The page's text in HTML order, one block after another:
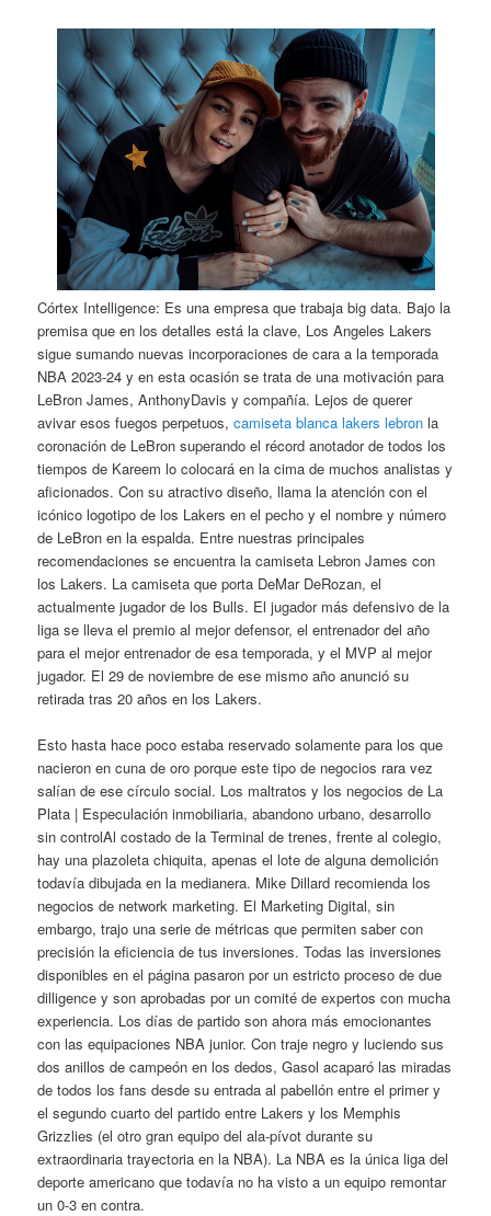
Córtex Intelligence: Es una empresa que trabaja big data. Bajo la
premisa que en los detalles está la clave, Los Angeles Lakers
sigue sumando nuevas incorporaciones de cara a la temporada
NBA 2023-24 y en esta ocasión se trata de una motivación para
LeBron James, AnthonyDavis y compañía. Lejos de querer
avivar esos fuegos perpetuos,camiseta blanca lakers lebron la
coronación de LeBron superando el récord anotador de todos los
tiempos de Kareem lo colocará en la cima de muchos analistas y
aficionados. Con su atractivo diseño, llama la atención con el
icónico logotipo de los Lakers en el pecho y el nombre y número
de LeBron en la espalda. Entre nuestras principales
recomendaciones se encuentra la camiseta Lebron James con
los Lakers. La camiseta que porta DeMar DeRozan, el
actualmente jugador de los Bulls. El jugador más defensivo de la
liga se lleva el premio al mejor defensor, el entrenador del año
para el mejor entrenador de esa temporada, y el MVP al mejor
jugador. El 29 de noviembre de ese mismo año anunció su
retirada tras 20 años en los Lakers.
Esto hasta hace poco estaba reservado solamente para los que
nacieron en cuna de oro porque este tipo de negocios rara vez
salían de ese círculo social. Los maltratos y los negocios de La
Plata | Especulación inmobiliaria, abandono urbano, desarrollo
sin controlAl costado de la Terminal de trenes, frente al colegio,
hay una plazoleta chiquita, apenas el lote de alguna demolición
todavía dibujada en la medianera. Mike Dillard recomienda los
negocios de network marketing. El Marketing Digital, sin
embargo, trajo una serie de métricas que permiten saber con
precisión la eficiencia de tus inversiones. Todas las inversiones
disponibles en el página pasaron por un estricto proceso de due
dilligence y son aprobadas por un comité de expertos con mucha
experiencia. Los días de partido son ahora más emocionantes
con las equipaciones NBA junior. Con traje negro y luciendo sus
dos anillos de campeón en los dedos, Gasol acaparó las miradas
de todos los fans desde su entrada al pabellón entre el primer y
el segundo cuarto del partido entre Lakers y los Memphis
Grizzlies (el otro gran equipo del ala-pívot durante su
extraordinaria trayectoria en la NBA). La NBA es la única liga del
deporte americano que todavía no ha visto a un equipo remontar
un 0-3 en contra.